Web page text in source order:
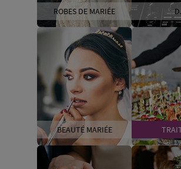
ROBES DE MARIÉE
BEAUTÉ MARIÉE